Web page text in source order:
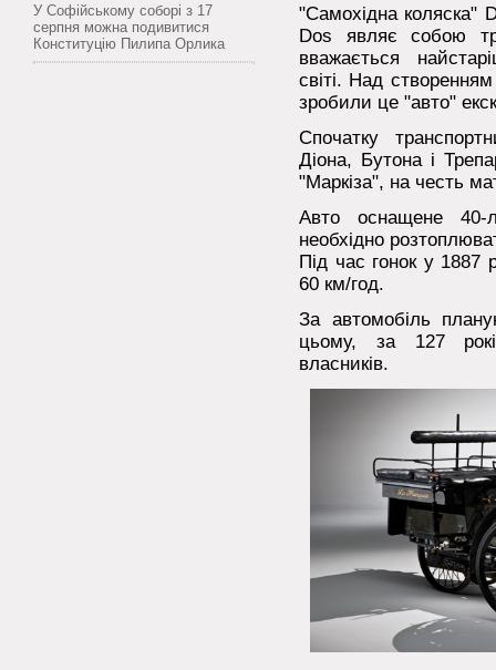
У Софійському соборі з 17
серпня можна подивитися
Конституцію Пилипа Орлика
"Самохідна коляска"
Dos являє собою
вважається
світі. Над
зробили це "авто"
Спочатку
Діона, Бутона і
"Маркіза", на честь
Авто оснащене 40-
необхідно
Під час гонок у 1887
60 км/год.
За автомобіль
цьому, за 127
власників.